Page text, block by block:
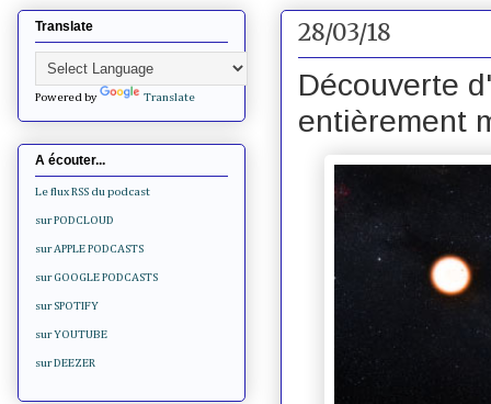
28/03/18
Découverte
entièrement
Translate
Powered by Translate
A écouter...
Le flux RSS du podcast
sur PODCLOUD
sur APPLE PODCASTS
sur GOOGLE PODCASTS
sur SPOTIFY
sur YOUTUBE
sur DEEZER